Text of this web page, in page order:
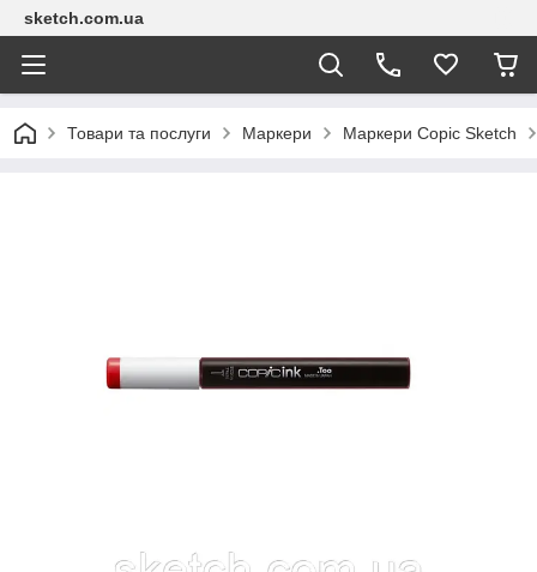
sketch.com.ua
Товари та послуги Маркери Маркери Copic Sketch